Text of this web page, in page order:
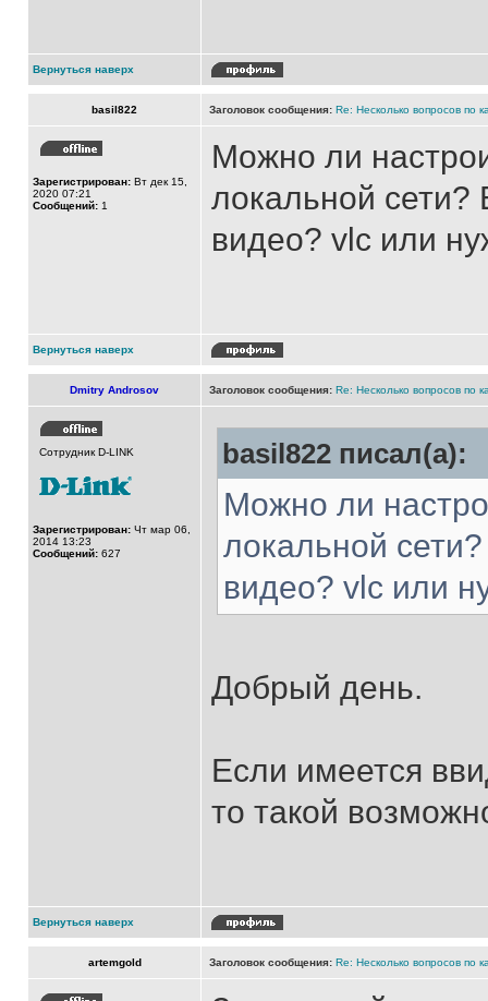
Вернуться наверх
basil822 Заголовок сообщения: Re: Несколько вопросов по
Зарегистрирован: Вт дек 15,
2020 07:21
Сообщений: 1
Можно ли
локальной сети?
видео? vlc или
Вернуться наверх
Dmitry Androsov Заголовок сообщения: Re: Несколько вопросов по
Сотрудник D-LINK
Зарегистрирован: Чт мар 06,
2014 13:23
Сообщений: 627
basil822 писал(а):
Можно ли
локальной
видео? vlc или
Добрый день.
Если имеется
то такой
Вернуться наверх
artemgold Заголовок сообщения: Re: Несколько вопросов по